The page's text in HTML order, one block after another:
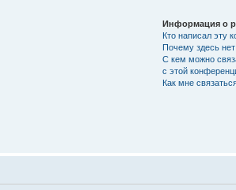
Информация о
Кто написал эту
Почему здесь
С кем можно
с этой
Как мне